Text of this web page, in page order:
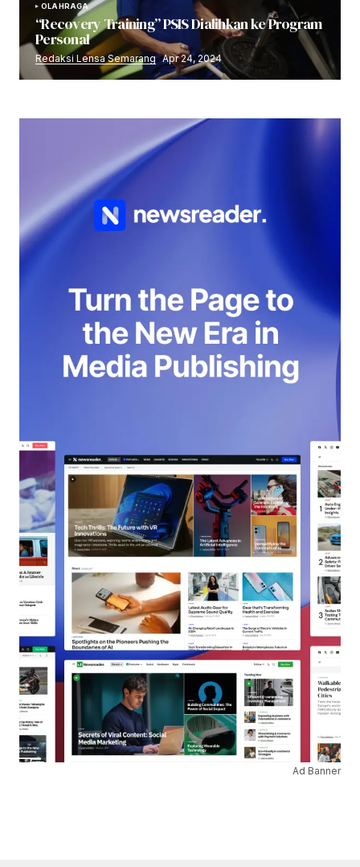
OLAHRAGA
“Recovery Training” PSIS Dialihkan ke Program
Personal
Redaksi Lensa Semarang Apr 24, 2024
Ad Banner